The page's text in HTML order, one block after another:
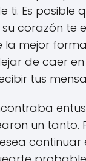
ti. Es posible
corazón te
la mejor
de caer en
tus
un tanto.
continuar